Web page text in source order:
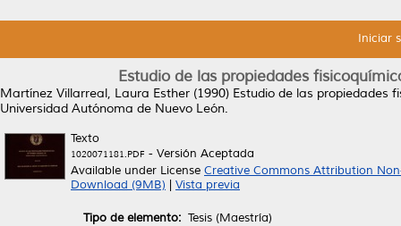
Iniciar
Estudio de las propiedades
Martínez Villarreal, Laura Esther (1990) Estudio de las propiedades
Universidad Autónoma de Nuevo León.
Texto
1020071181.PDF - Versión Aceptada
Available under License Creative Commons Attribution
Download (9MB)
Vista previa
Tipo de elemento: Tesis (Maestría)